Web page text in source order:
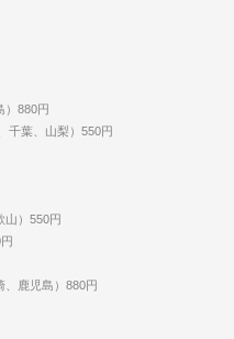
）880円
千葉、山梨）550円
山）550円
、鹿児島）880円